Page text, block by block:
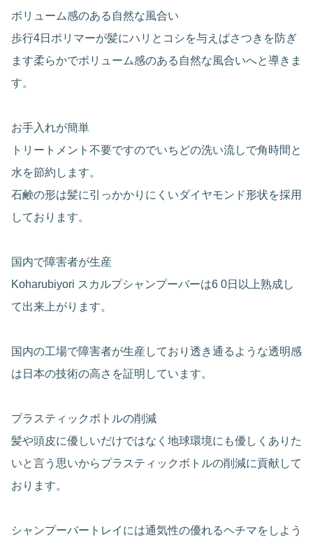
ボリューム感のある自然な風合い
歩行4日ポリマーが髪にハリとコシを与えぱさつきを防ぎ
ます柔らかでボリューム感のある自然な風合いへと導きま
す。
お手入れが簡単
トリートメント不要ですのでいちどの洗い流しで角時間と
水を節約します。
石鹸の形は髪に引っかかりにくいダイヤモンド形状を採用
しております。
国内で障害者が生産
Koharubiyori スカルプシャンプーバーは6 0日以上熟成し
て出来上がります。
国内の工場で障害者が生産しており透き通るような透明感
は日本の技術の高さを証明しています。
プラスティックボトルの削減
髪や頭皮に優しいだけではなく地球環境にも優しくありた
いと言う思いからプラスティックボトルの削減に貢献して
おります。
シャンプーバートレイには通気性の優れるヘチマをしよう